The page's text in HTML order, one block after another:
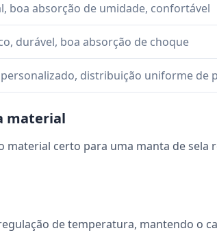
boa absorção de umidade, confortável
durável, boa absorção de choque
distribuição uniforme de
material
material certo para uma manta de sela
de temperatura, mantendo o